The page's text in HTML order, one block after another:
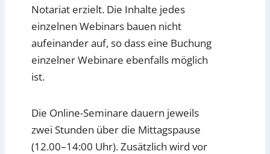
Notariat erzielt. Die Inhalte jedes
einzelnen Webinars bauen nicht
aufeinander auf, so dass eine Buchung
einzelner Webinare ebenfalls möglich
ist.
Die Online-Seminare dauern jeweils
zwei Stunden über die Mittagspause
(12.00–14:00 Uhr). Zusätzlich wird vor